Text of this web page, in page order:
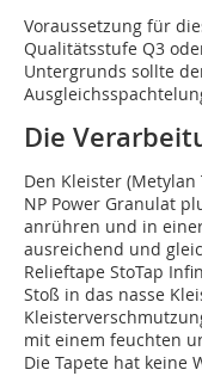
Voraussetzung für
Qualitätsstufe Q3
Untergrunds sollte
Die
Den Kleister
NP Power Granulat
anrühren und in
ausreichend und
Relieftape StoTap
Stoß in das nasse
mit einem feuchten
Die Tapete hat keine